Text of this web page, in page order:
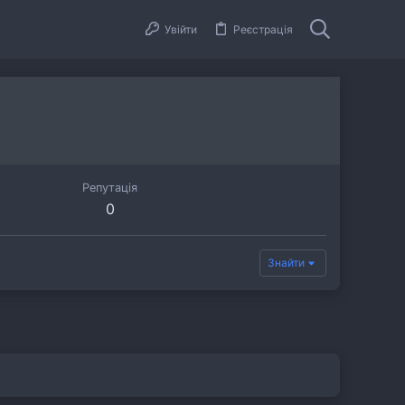
Увійти Реєстрація
Репутація
0
Знайти